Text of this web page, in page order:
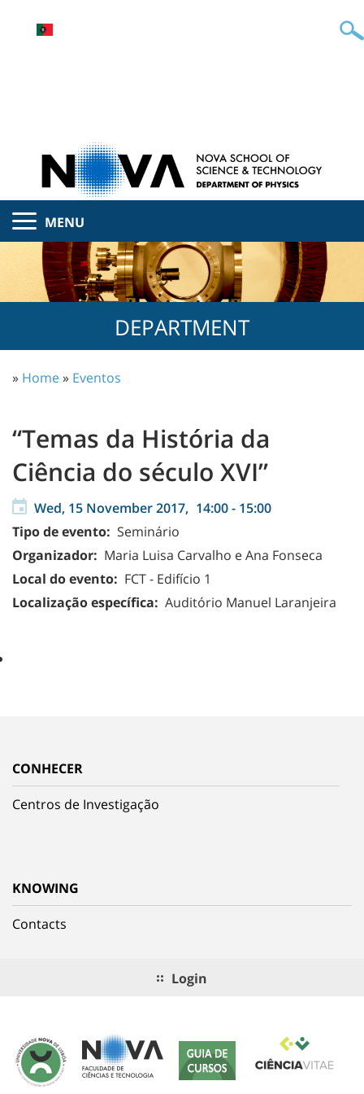
MENU
DEPARTMENT
» Home» Eventos
“Temas da História da
Ciência do século XVI”
Wed, 15 November 2017, 14:00- 15:00
Tipo de evento: Seminário
Organizador: Maria Luisa Carvalho e Ana Fonseca
Local do evento: FCT - Edifício 1
Localização específica: Auditório Manuel Laranjeira
CONHECER
Centros de Investigação
KNOWING
Contacts
Login